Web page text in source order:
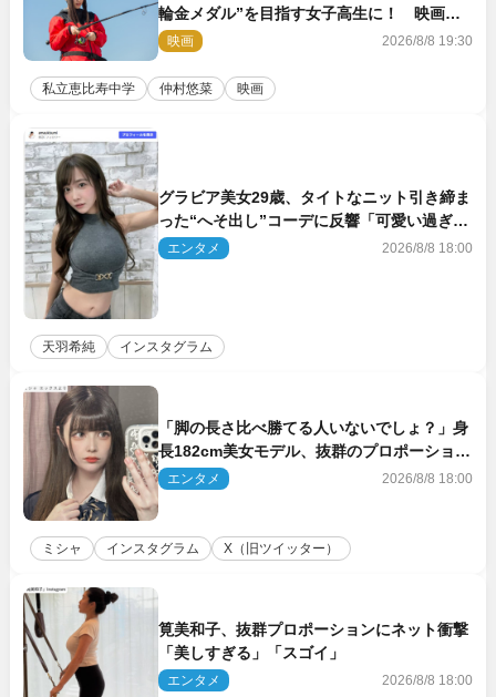
輪金メダル”を目指す女子高生に！ 映画
『つりこまち』今秋公開
映画 2026/8/8 19:30
私立恵比寿中学 仲村悠菜 映画
グラビア美女29歳、タイトなニット引き締ま
った“へそ出し”コーデに反響「可愛い過ぎ
る」
エンタメ 2026/8/8 18:00
天羽希純 インスタグラム
「脚の長さ比べ勝てる人いないでしょ？」身
長182cm美女モデル、抜群のプロポーション
にネット衝撃
エンタメ 2026/8/8 18:00
ミシャ インスタグラム X（旧ツイッター）
筧美和子、抜群プロポーションにネット衝撃
「美しすぎる」「スゴイ」
エンタメ 2026/8/8 18:00